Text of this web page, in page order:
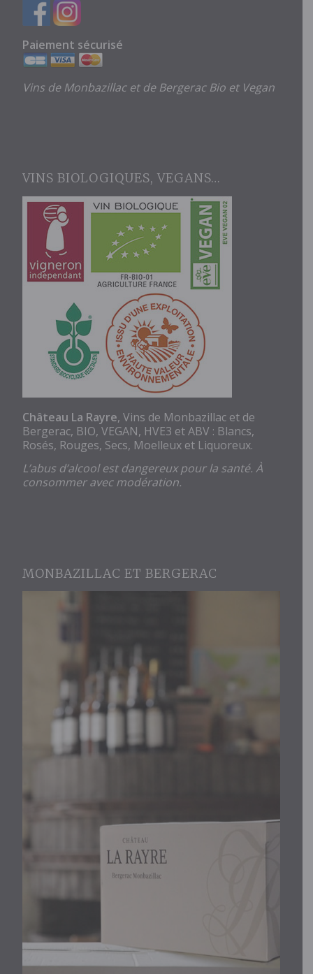
Paiement sécurisé
Vins de Monbazillac et de Bergerac Bio et Vegan
VINS BIOLOGIQUES, VEGANS…
Château La Rayre, Vins de Monbazillac et de
Bergerac, BIO, VEGAN, HVE3 et ABV : Blancs,
Rosés, Rouges, Secs, Moelleux et Liquoreux.
L’abus d’alcool est dangereux pour la santé. À
consommer avec modération.
MONBAZILLAC ET BERGERAC